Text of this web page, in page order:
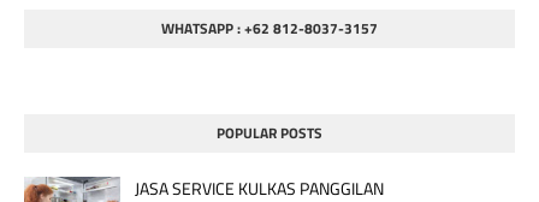
WHATSAPP : +62 812-8037-3157
POPULAR POSTS
JASA SERVICE KULKAS PANGGILAN